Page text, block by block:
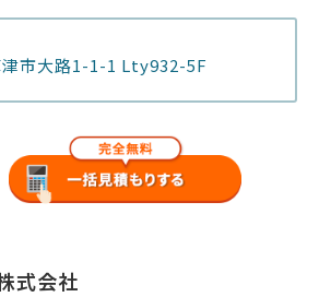
市大路1-1-1 Lty932-5F
式会社